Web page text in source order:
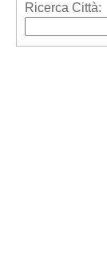
Ricerca Città: